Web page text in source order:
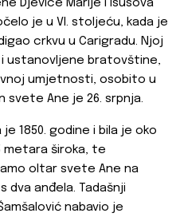
Djevice Marije i Isusova
je u VI. stoljeću, kada je
crkvu u Carigradu. Njoj
ustanovljene bratovštine,
umjetnosti, osobito u
svete Ane je 26. srpnja.
1850. godine i bila je oko
metara široka, te
oltar svete Ane na
dva anđela. Tadašnji
nabavio je